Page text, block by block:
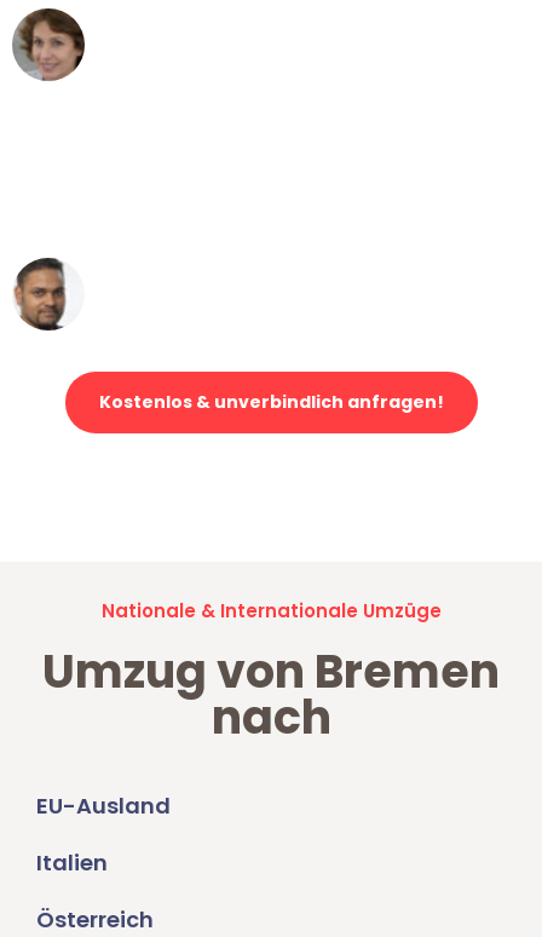
Kostenlos & unverbindlich anfragen!
Nationale & Internationale Umzüge
Umzug von Bremen
nach
EU-Ausland
Italien
Österreich